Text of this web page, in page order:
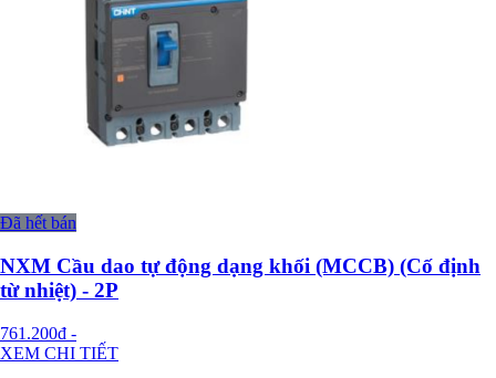
Đã hết bán
NXM Cầu dao tự động dạng khối (MCCB) (Cố định
từ nhiệt) - 2P
761.200đ -
XEM CHI TIẾT